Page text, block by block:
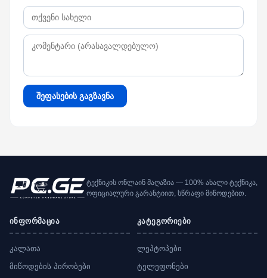
შეფასების გაგზავნა
ტექნიკის ონლაინ მაღაზია — 100% ახალი ტექნიკა,
ოფიციალური გარანტიით, სწრაფი მიწოდებით.
ინფორმაცია
კალათა
მიწოდების პირობები
კატეგორიები
ლეპტოპები
ტელეფონები